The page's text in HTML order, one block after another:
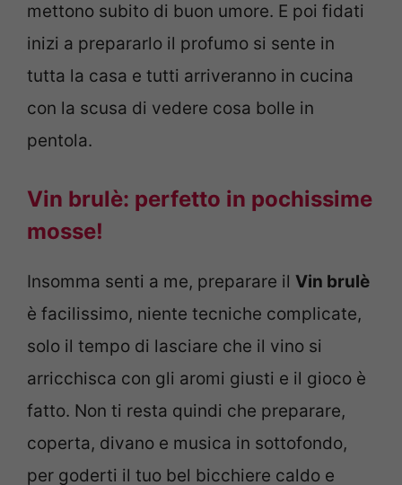
mettono subito di buon umore. E poi fidati
inizi a prepararlo il profumo si sente in
tutta la casa e tutti arriveranno in cucina
con la scusa di vedere cosa bolle in
pentola.
Vin brulè: perfetto in pochissime
mosse!
Insomma senti a me, preparare il Vin brulè
è facilissimo, niente tecniche complicate,
solo il tempo di lasciare che il vino si
arricchisca con gli aromi giusti e il gioco è
fatto. Non ti resta quindi che preparare,
coperta, divano e musica in sottofondo,
per goderti il tuo bel bicchiere caldo e